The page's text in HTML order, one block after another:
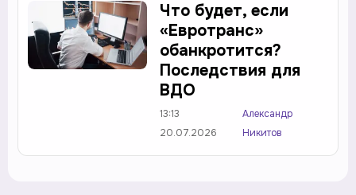
Что будет, если
«Евротранс»
обанкротится?
Последствия для
ВДО
13:13
20.07.2026
Александр
Никитов